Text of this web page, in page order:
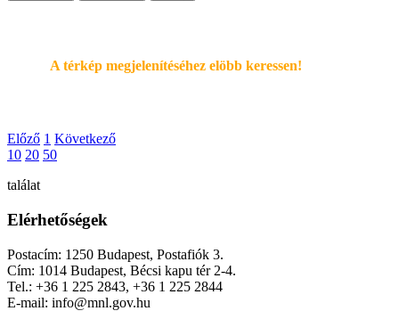
A térkép megjelenítéséhez elöbb keressen!
Előző 1 Következő
10 20 50
találat
Elérhetőségek
Postacím: 1250 Budapest, Postafiók 3.
Cím: 1014 Budapest, Bécsi kapu tér 2-4.
Tel.: +36 1 225 2843, +36 1 225 2844
E-mail: info@mnl.gov.hu